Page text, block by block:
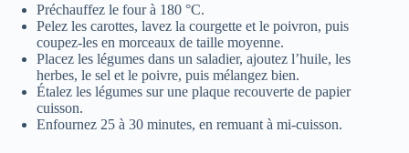
Préchauffez le four à 180 °C.
Pelez les carottes, lavez la courgette et le poivron, puis
coupez-les en morceaux de taille moyenne.
Placez les légumes dans un saladier, ajoutez l’huile, les
herbes, le sel et le poivre, puis mélangez bien.
Étalez les légumes sur une plaque recouverte de papier
cuisson.
Enfournez 25 à 30 minutes, en remuant à mi-cuisson.